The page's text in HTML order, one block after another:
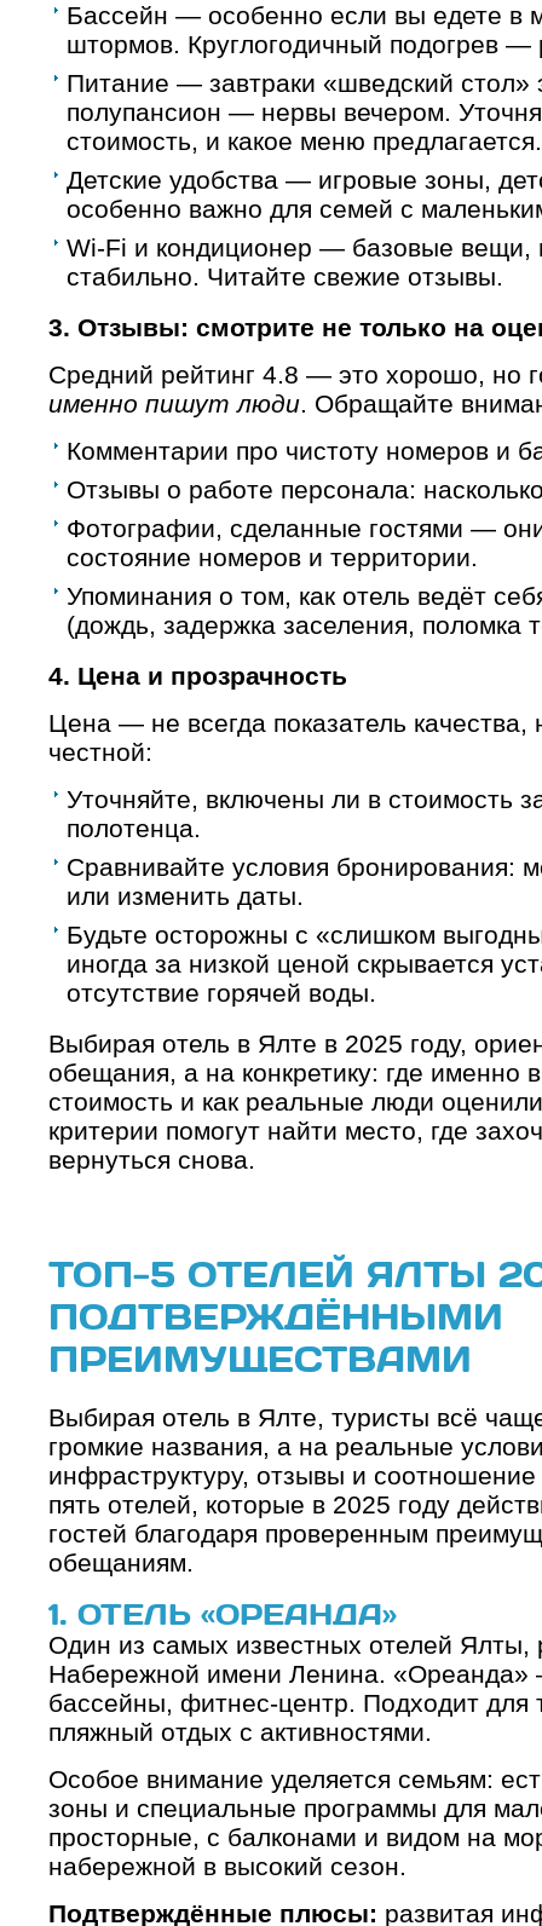
Бассейн — особенно если вы едете в
штормов. Круглогодичный подогрев —
Питание — завтраки «шведский стол»
полупансион — нервы вечером.
стоимость, и какое меню предлагается.
Детские удобства — игровые зоны,
особенно важно для семей с
Wi-Fi и кондиционер — базовые вещи,
стабильно. Читайте свежие отзывы.
3. Отзывы: смотрите не только на
Средний рейтинг 4.8 — это хорошо, но
именно пишут люди. Обращайте
Комментарии про чистоту номеров и
Отзывы о работе персонала:
Фотографии, сделанные гостями —
состояние номеров и территории.
Упоминания о том, как отель ведёт
(дождь, задержка заселения, поломка
4. Цена и прозрачность
Цена — не всегда показатель
честной:
Уточняйте, включены ли в стоимость
полотенца.
Сравнивайте условия бронирования:
или изменить даты.
Будьте осторожны с «слишком
иногда за низкой ценой скрывается
отсутствие горячей воды.
Выбирая отель в Ялте в 2025 году,
обещания, а на конкретику: где именно
стоимость и как реальные люди
критерии помогут найти место, где
вернуться снова.
ТОП-5 ОТЕЛЕЙ ЯЛТЫ
ПОДТВЕРЖДЁННЫМИ
ПРЕИМУЩЕСТВАМИ
Выбирая отель в Ялте, туристы всё
громкие названия, а на реальные
инфраструктуру, отзывы и
пять отелей, которые в 2025 году
гостей благодаря проверенным
обещаниям.
1. ОТЕЛЬ «ОРЕАНДА»
Один из самых известных отелей
Набережной имени Ленина.
бассейны, фитнес-центр. Подходит для
пляжный отдых с активностями.
Особое внимание уделяется семьям:
зоны и специальные программы для
просторные, с балконами и видом на
набережной в высокий сезон.
Подтверждённые плюсы: развитая